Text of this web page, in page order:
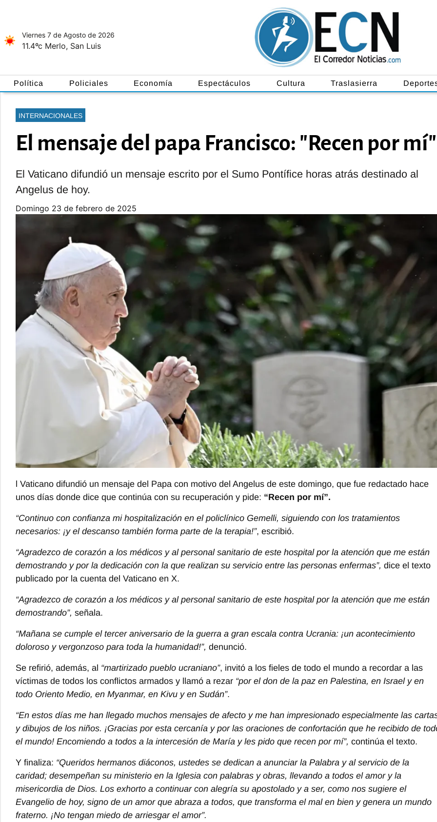
Viernes 7 de Agosto de 2026
11.4ºc Merlo, San Luis
Política Policiales Economía Espectáculos Cultura Traslasierra
INTERNACIONALES
El mensaje del papa Francisco: "Recen por mí"
El Vaticano difundió un mensaje escrito por el Sumo Pontífice horas atrás destinado al
Angelus de hoy.
domingo 23 de febrero de 2025
l Vaticano difundió un mensaje del Papa con motivo del Angelus de este domingo, que fue redactado hace
unos días donde dice que continúa con su recuperación y pide: “Recen por mí”.
“Continuo con confianza mi hospitalización en el policlínico Gemelli, siguiendo con los tratamientos
necesarios: ¡y el descanso también forma parte de la terapia!”, escribió.
“Agradezco de corazón a los médicos y al personal sanitario de este hospital por la atención que me están
demostrando y por la dedicación con la que realizan su servicio entre las personas enfermas”, dice el texto
publicado por la cuenta del Vaticano en X.
“Agradezco de corazón a los médicos y al personal sanitario de este hospital por la atención que me están
demostrando”, señala.
“Mañana se cumple el tercer aniversario de la guerra a gran escala contra Ucrania: ¡un acontecimiento
doloroso y vergonzoso para toda la humanidad!”, denunció.
Se refirió, además, al “martirizado pueblo ucraniano”, invitó a los fieles de todo el mundo a recordar a las
víctimas de todos los conflictos armados y llamó a rezar “por el don de la paz en Palestina, en Israel y en
todo Oriento Medio, en Myanmar, en Kivu y en Sudán”.
“En estos días me han llegado muchos mensajes de afecto y me han impresionado especialmente las
y dibujos de los niños. ¡Gracias por esta cercanía y por las oraciones de confortación que he recibido de
el mundo! Encomiendo a todos a la intercesión de María y les pido que recen por mí”, continúa el texto.
Y finaliza: “Queridos hermanos diáconos, ustedes se dedican a anunciar la Palabra y al servicio de la
caridad; desempeñan su ministerio en la Iglesia con palabras y obras, llevando a todos el amor y la
misericordia de Dios. Los exhorto a continuar con alegría su apostolado y a ser, como nos sugiere el
Evangelio de hoy, signo de un amor que abraza a todos, que transforma el mal en bien y genera un mundo
fraterno. ¡No tengan miedo de arriesgar el amor”.